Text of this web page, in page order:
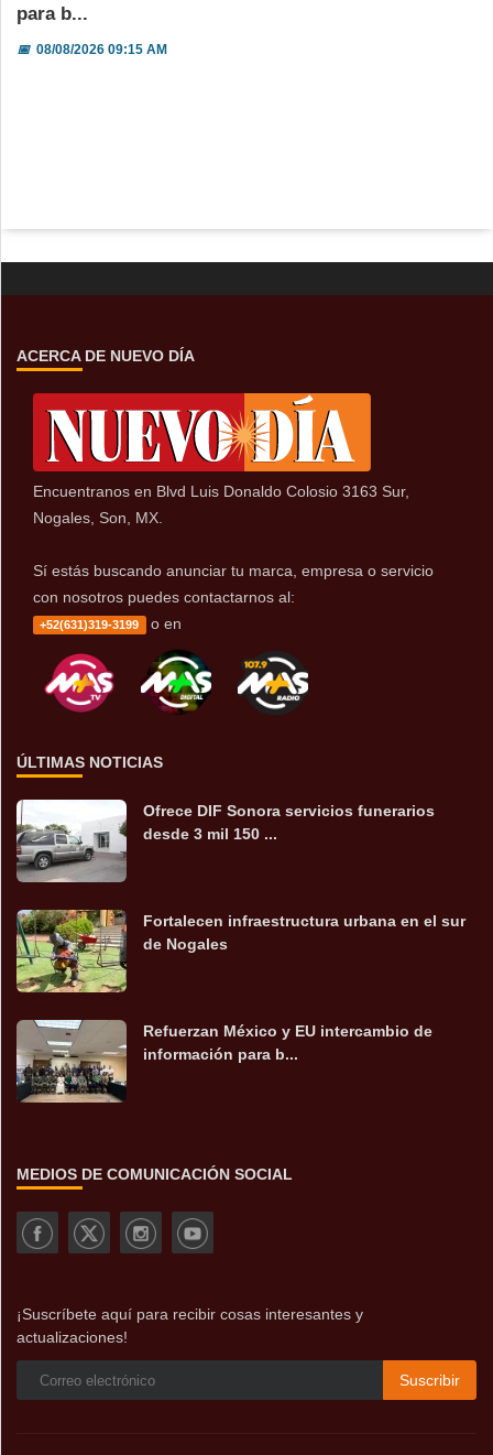
para b...
📅08/08/2026 09:15 AM
ACERCA DE NUEVO DÍA
Encuentranos en Blvd Luis Donaldo Colosio 3163 Sur,
Nogales, Son, MX.
Sí estás buscando anunciar tu marca, empresa o servicio
con nosotros puedes contactarnos al:
+52(631)319-3199 o en
ÚLTIMAS NOTICIAS
Ofrece DIF Sonora servicios funerarios
desde 3 mil 150 ...
Fortalecen infraestructura urbana en el sur
de Nogales
Refuerzan México y EU intercambio de
información para b...
MEDIOS DE COMUNICACIÓN SOCIAL
¡Suscríbete aquí para recibir cosas interesantes y
actualizaciones!
Suscribir